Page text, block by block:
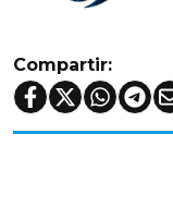
Compartir: